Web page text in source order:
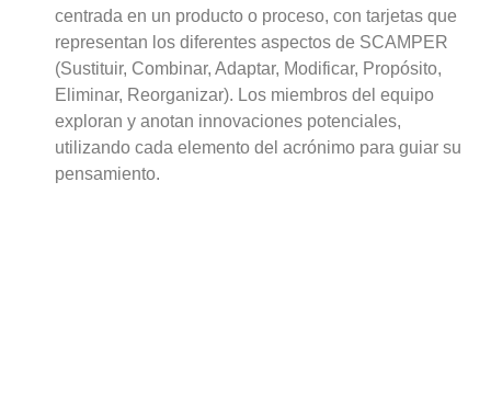
centrada en un producto o proceso, con tarjetas que
representan los diferentes aspectos de SCAMPER
(Sustituir, Combinar, Adaptar, Modificar, Propósito,
Eliminar, Reorganizar). Los miembros del equipo
exploran y anotan innovaciones potenciales,
utilizando cada elemento del acrónimo para guiar su
pensamiento.